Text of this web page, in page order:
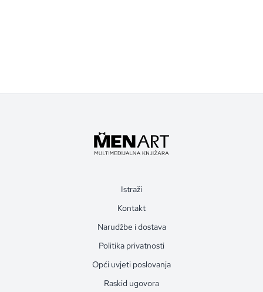
Istraži
Kontakt
Narudžbe i dostava
Politika privatnosti
Opći uvjeti poslovanja
Raskid ugovora